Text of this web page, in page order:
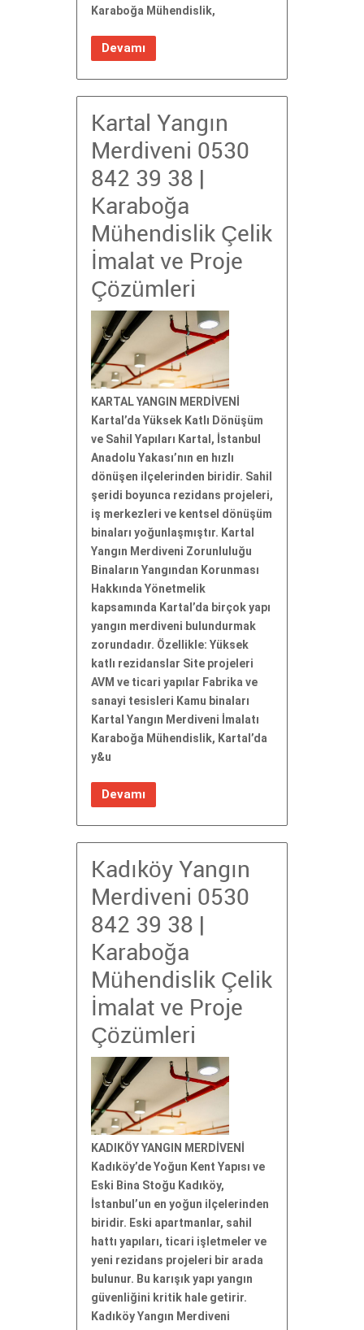
Karaboğa Mühendislik,
Devamı
Kartal Yangın
Merdiveni 0530
842 39 38 |
Karaboğa
Mühendislik Çelik
İmalat ve Proje
Çözümleri
KARTAL YANGIN MERDİVENİ
Kartal’da Yüksek Katlı Dönüşüm
ve Sahil Yapıları Kartal, İstanbul
Anadolu Yakası’nın en hızlı
dönüşen ilçelerinden biridir. Sahil
şeridi boyunca rezidans projeleri,
iş merkezleri ve kentsel dönüşüm
binaları yoğunlaşmıştır. Kartal
Yangın Merdiveni Zorunluluğu
Binaların Yangından Korunması
Hakkında Yönetmelik
kapsamında Kartal’da birçok yapı
yangın merdiveni bulundurmak
zorundadır. Özellikle: Yüksek
katlı rezidanslar Site projeleri
AVM ve ticari yapılar Fabrika ve
sanayi tesisleri Kamu binaları
Kartal Yangın Merdiveni İmalatı
Karaboğa Mühendislik, Kartal’da
y&u
Devamı
Kadıköy Yangın
Merdiveni 0530
842 39 38 |
Karaboğa
Mühendislik Çelik
İmalat ve Proje
Çözümleri
KADIKÖY YANGIN MERDİVENİ
Kadıköy’de Yoğun Kent Yapısı ve
Eski Bina Stoğu Kadıköy,
İstanbul’un en yoğun ilçelerinden
biridir. Eski apartmanlar, sahil
hattı yapıları, ticari işletmeler ve
yeni rezidans projeleri bir arada
bulunur. Bu karışık yapı yangın
güvenliğini kritik hale getirir.
Kadıköy Yangın Merdiveni